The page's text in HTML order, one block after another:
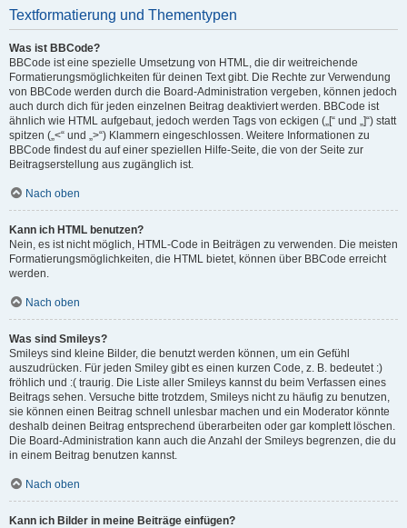
Textformatierung und Thementypen
Was ist BBCode?
BBCode ist eine spezielle Umsetzung von HTML, die dir weitreichende
Formatierungsmöglichkeiten für deinen Text gibt. Die Rechte zur Verwendung
von BBCode werden durch die Board-Administration vergeben, können jedoch
auch durch dich für jeden einzelnen Beitrag deaktiviert werden. BBCode ist
ähnlich wie HTML aufgebaut, jedoch werden Tags von eckigen („[“ und „]“) statt
spitzen („<“ und „>“) Klammern eingeschlossen. Weitere Informationen zu
BBCode findest du auf einer speziellen Hilfe-Seite, die von der Seite zur
Beitragserstellung aus zugänglich ist.
Nach oben
Kann ich HTML benutzen?
Nein, es ist nicht möglich, HTML-Code in Beiträgen zu verwenden. Die meisten
Formatierungsmöglichkeiten, die HTML bietet, können über BBCode erreicht
werden.
Nach oben
Was sind Smileys?
Smileys sind kleine Bilder, die benutzt werden können, um ein Gefühl
auszudrücken. Für jeden Smiley gibt es einen kurzen Code, z. B. bedeutet :)
fröhlich und :( traurig. Die Liste aller Smileys kannst du beim Verfassen eines
Beitrags sehen. Versuche bitte trotzdem, Smileys nicht zu häufig zu benutzen,
sie können einen Beitrag schnell unlesbar machen und ein Moderator könnte
deshalb deinen Beitrag entsprechend überarbeiten oder gar komplett löschen.
Die Board-Administration kann auch die Anzahl der Smileys begrenzen, die du
in einem Beitrag benutzen kannst.
Nach oben
Kann ich Bilder in meine Beiträge einfügen?